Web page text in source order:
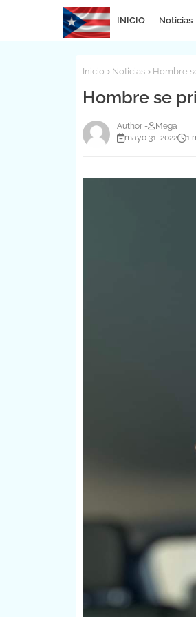
INICIO Noticias
Inicio Noticias Hombre
Hombre se
Mega
mayo 31, 2022
1